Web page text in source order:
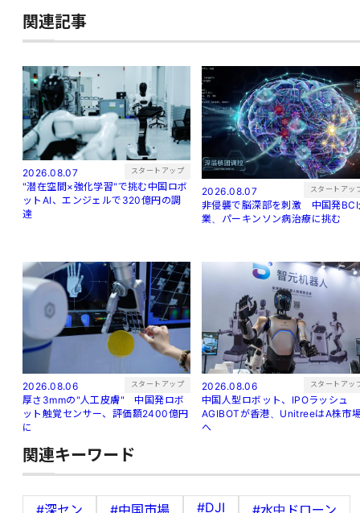
関連記事
2026.08.07 スタートアップ
"潜在空間×強化学習"で挑む中国ロボ
ットAI、エンジェルで320億円の調
達
2026.08.07 スタートアッ
非侵襲で脳深部を刺激 中国発BCI
業、パーキンソン病治療に挑む
2026.08.06 スタートアップ
厚さ3mmの"人工皮膚" 中国発ロボ
ット触覚センサー、評価額2400億円
に
2026.08.06 スタートアッ
中国人型ロボット、IPOラッシュ
AGIBOTが香港、UnitreeはA株市
へ
関連キーワード
#深セン #中国市場 #DJI #水中ドローン